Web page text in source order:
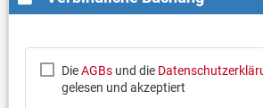
DieAGBsund die
gelesen und akzeptiert